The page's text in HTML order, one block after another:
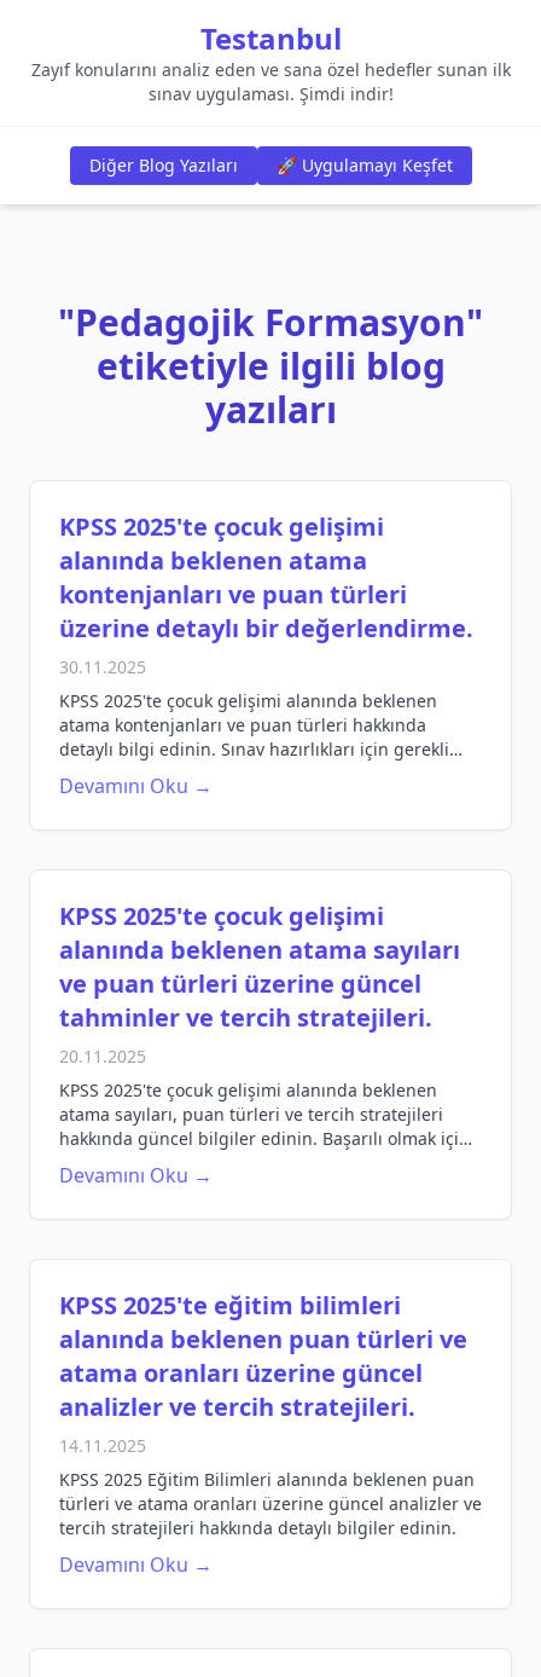
Testanbul
Zayıf konularını analiz eden ve sana özel hedefler sunan ilk
sınav uygulaması. Şimdi indir!
Diğer Blog Yazıları 🚀 Uygulamayı Keşfet
"Pedagojik Formasyon"
etiketiyle ilgili blog
yazıları
KPSS 2025'te çocuk gelişimi
alanında beklenen atama
kontenjanları ve puan türleri
üzerine detaylı bir değerlendirme.
30.11.2025
KPSS 2025'te çocuk gelişimi alanında beklenen
atama kontenjanları ve puan türleri hakkında
detaylı bilgi edinin. Sınav hazırlıkları için gerekli
ipuçları burada!
Devamını Oku →
KPSS 2025'te çocuk gelişimi
alanında beklenen atama sayıları
ve puan türleri üzerine güncel
tahminler ve tercih stratejileri.
20.11.2025
KPSS 2025'te çocuk gelişimi alanında beklenen
atama sayıları, puan türleri ve tercih stratejileri
hakkında güncel bilgiler edinin. Başarılı olmak için
gerekli ipuçlarını keşfedin.
Devamını Oku →
KPSS 2025'te eğitim bilimleri
alanında beklenen puan türleri ve
atama oranları üzerine güncel
analizler ve tercih stratejileri.
14.11.2025
KPSS 2025 Eğitim Bilimleri alanında beklenen puan
türleri ve atama oranları üzerine güncel analizler ve
tercih stratejileri hakkında detaylı bilgiler edinin.
Devamını Oku →